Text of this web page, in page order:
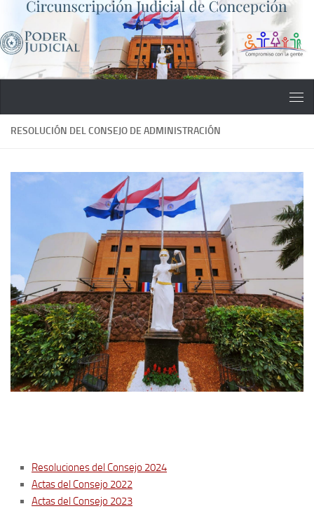
Saltar al contenido
RESOLUCIÓN DEL CONSEJO DE ADMINISTRACIÓN
Resoluciones del Consejo 2024
Actas del Consejo 2022
Actas del Consejo 2023